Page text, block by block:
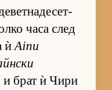
часа след
ѝAinu
и брат ѝ Чири